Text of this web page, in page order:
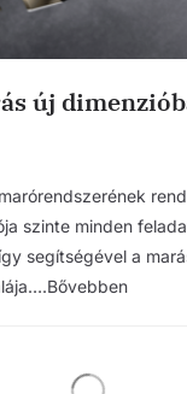
új
szinte minden
segítségével a